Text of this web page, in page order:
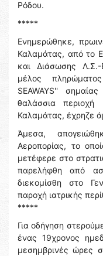
Ρόδου.
*****
Ενημερώθηκε,
Καλαμάτας, από το
και Διάσωσης
μέλος
SEAWAYS''
θαλάσσια περιοχή
Καλαμάτας, έχρηζε
Άμεσα,
Αεροπορίας, το
μετέφερε στο
παρελήφθη από
διεκομίσθη στο
παροχή ιατρικής
*****
Για οδήγηση
ένας 19χρονος
μεσημβρινές ώρες